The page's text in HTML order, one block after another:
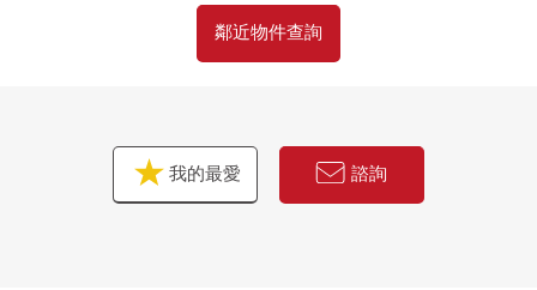
鄰近物件查詢
我的最愛 諮詢